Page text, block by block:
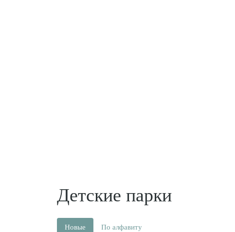
Детские парки
Новые По алфавиту